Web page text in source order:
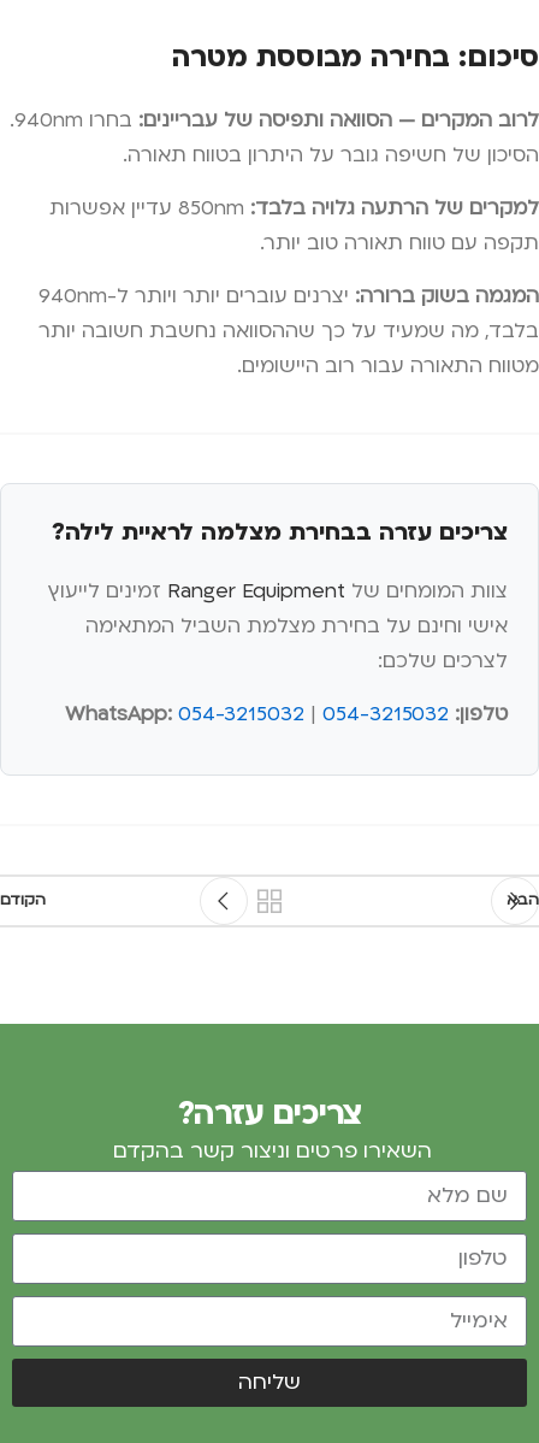
סיכום: בחירה מבוססת מטרה
לרוב המקרים — הסוואה ותפיסה של עבריינים:
בחרו 940nm.
הסיכון של חשיפה גובר על היתרון בטווח תאורה.
למקרים של הרתעה גלויה בלבד:
850nm עדיין אפשרות
תקפה עם טווח תאורה טוב יותר.
המגמה בשוק ברורה:
יצרנים עוברים יותר ויותר ל-940nm
בלבד, מה שמעיד על כך שההסוואה נחשבת חשובה יותר
מטווח התאורה עבור רוב היישומים.
צריכים עזרה בבחירת מצלמה לראיית לילה?
צוות המומחים של Ranger Equipment זמינים לייעוץ
אישי וחינם על בחירת מצלמת השביל המתאימה
לצרכים שלכם:
טלפון: 054-3215032
|
WhatsApp: 054-3215032
הבא הקודם
שליחה
צריכים עזרה?
השאירו פרטים וניצור קשר בהקדם